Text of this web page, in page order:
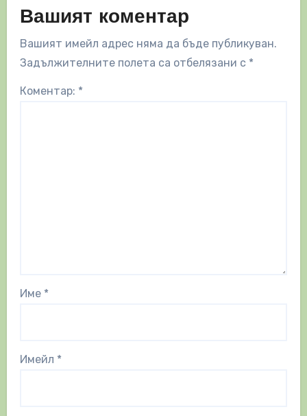
Вашият коментар
Вашият имейл адрес няма да бъде публикуван.
Задължителните полета са отбелязани с *
Коментар: *
Име *
Имейл *